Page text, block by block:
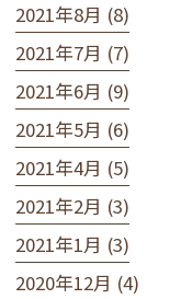
2021年8月 (8)
2021年7月 (7)
2021年6月 (9)
2021年5月 (6)
2021年4月 (5)
2021年2月 (3)
2021年1月 (3)
2020年12月 (4)